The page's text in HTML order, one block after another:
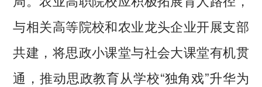
与相关高等院校和农业龙头企业开展支部
共建，将思政小课堂与社会大课堂有机贯
通，推动思政教育从学校“独角戏”升华为